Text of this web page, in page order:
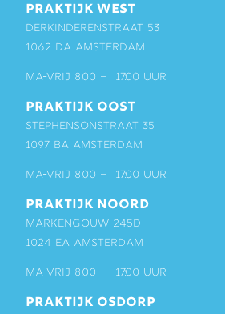
PRAKTIJK WEST
Derkinderenstraat 53
1062 DA Amsterdam
ma-vrij 8:00 – 17:00 uur
PRAKTIJK OOST
Stephensonstraat 35
1097 BA Amsterdam
ma-vrij 8:00 – 17:00 uur
PRAKTIJK NOORD
Markengouw 245D
1024 EA Amsterdam
ma-vrij 8:00 – 17:00 uur
PRAKTIJK OSDORP